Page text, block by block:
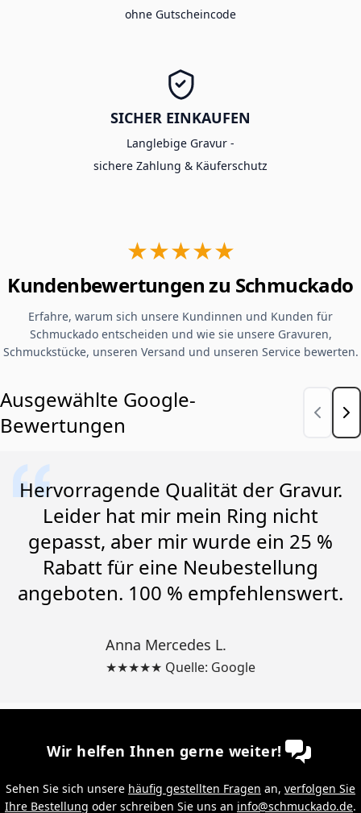
ohne Gutscheincode
SICHER EINKAUFEN
Langlebige Gravur -
sichere Zahlung & Käuferschutz
★★★★★
Kundenbewertungen zu Schmuckado
Erfahre, warum sich unsere Kundinnen und Kunden für
Schmuckado entscheiden und wie sie unsere Gravuren,
Schmuckstücke, unseren Versand und unseren Service bewerten.
Ausgewählte Google-
Bewertungen
Hervorragende Qualität der Gravur.
Leider hat mir mein Ring nicht
gepasst, aber mir wurde ein 25 %
Rabatt für eine Neubestellung
angeboten. 100 % empfehlenswert.
Anna Mercedes L.
★★★★★ Quelle: Google
Wir helfen Ihnen gerne weiter!
Sehen Sie sich unsere häufig gestellten Fragen an, verfolgen Sie
Ihre Bestellung oder schreiben Sie uns an info@schmuckado.de.